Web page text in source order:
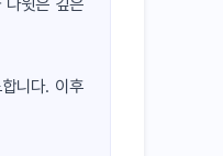
니다. 이후